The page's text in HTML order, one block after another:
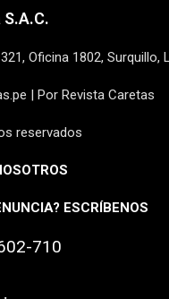
Oficina 1802, Surquillo,
| Por Revista Caretas
reservados
ESCRÍBENOS
710